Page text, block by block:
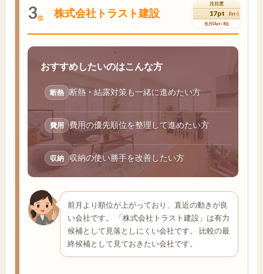
3位 株式会社トラスト建設
注目度
17pt (3pt↑)
先月14pt / 4位
おすすめしたいのはこんな方
断熱 断熱・結露対策も一緒に進めたい方
費用 費用の優先順位を整理して進めたい方
収納 収納の使い勝手を改善したい方
前月より順位が上がっており、直近の動きが良
い会社です。 「株式会社トラスト建設」は有力
候補として見落としにくい会社です。 比較の最
終候補として見ておきたい会社です。